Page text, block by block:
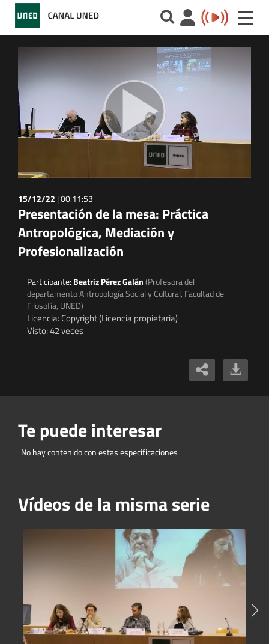
Toggle
15/12/22 |00:11:53
Presentación de la mesa: Práctica
Antropológica, Mediación y
Profesionalización
Participante: Beatriz Pérez Galán(Profesora del
departamento Antropología Social y Cultural, Facultad de
Filosofía, UNED)
Licencia: Copyright (Licencia propietaria)
Visto: 42 veces
Te puede interesar
No hay contenido con estas especificaciones
Vídeos de la misma serie